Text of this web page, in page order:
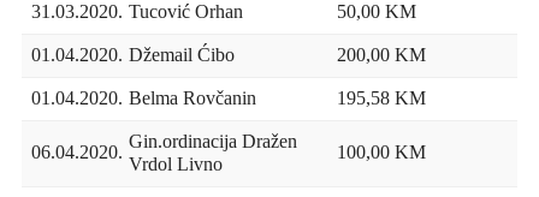
31.03.2020. Tucović Orhan
50,00 KM
01.04.2020. Džemail Ćibo
200,00 KM
01.04.2020. Belma Rovčanin 195,58 KM
06.04.2020. Gin.ordinacija Dražen
Vrdol Livno
100,00 KM